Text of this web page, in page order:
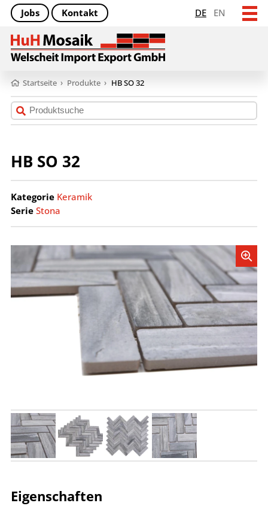
DE EN
Jobs Kontakt
Startseite › Produkte › HB SO 32
HB SO 32
Kategorie Keramik
Serie Stona
Eigenschaften